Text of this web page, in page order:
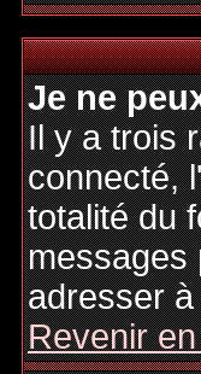
Je ne
Il y a trois
connecté,
totalité du
messages
adresser
Revenir